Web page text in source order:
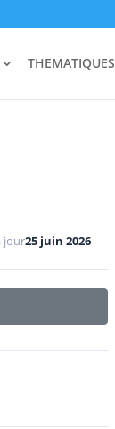
THEMATIQUES
jour25 juin 2026